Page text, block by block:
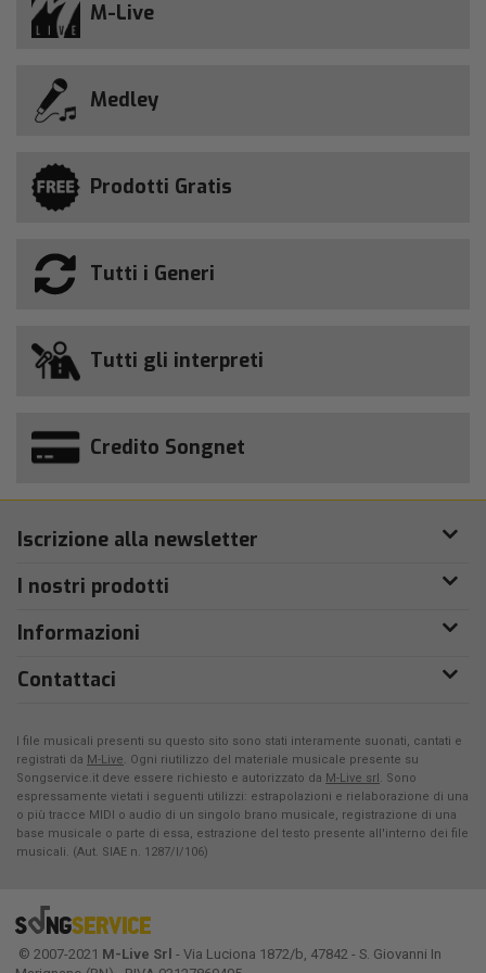
M-Live
Medley
Prodotti Gratis
Tutti i Generi
Tutti gli interpreti
Credito Songnet
Iscrizione alla newsletter
I nostri prodotti
Informazioni
Contattaci
I file musicali presenti su questo sito sono stati interamente suonati, cantati e
registrati da M-Live. Ogni riutilizzo del materiale musicale presente su
Songservice.it deve essere richiesto e autorizzato da M-Live srl. Sono
espressamente vietati i seguenti utilizzi: estrapolazioni e rielaborazione di una
o più tracce MIDI o audio di un singolo brano musicale, registrazione di una
base musicale o parte di essa, estrazione del testo presente all'interno dei file
musicali. (Aut. SIAE n. 1287/I/106)
© 2007-2021 M-Live Srl - Via Luciona 1872/b, 47842 - S. Giovanni In